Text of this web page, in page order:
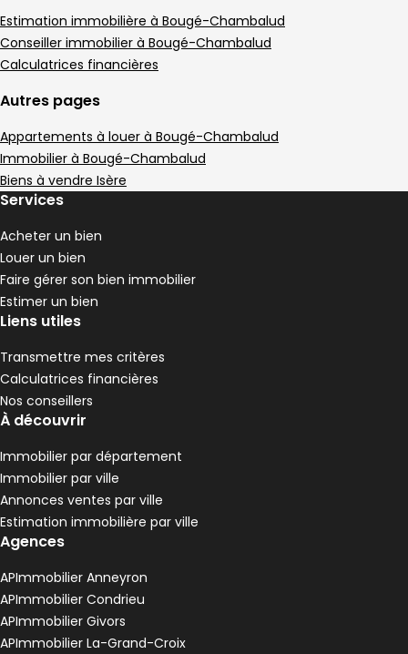
Estimation immobilière à Bougé-Chambalud
Conseiller immobilier à Bougé-Chambalud
Calculatrices financières
Autres pages
Appartements à louer à Bougé-Chambalud
Immobilier à Bougé-Chambalud
Biens à vendre Isère
Services
Acheter un bien
Louer un bien
Faire gérer son bien immobilier
Estimer un bien
Liens utiles
Transmettre mes critères
Calculatrices financières
Nos conseillers
À découvrir
Immobilier par département
Immobilier par ville
Annonces ventes par ville
Estimation immobilière par ville
Agences
APImmobilier Anneyron
APImmobilier Condrieu
APImmobilier Givors
APImmobilier La-Grand-Croix